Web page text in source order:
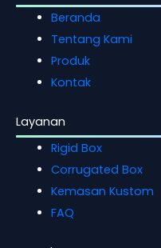
Beranda
Tentang Kami
Produk
Kontak
Layanan
Rigid Box
Corrugated Box
Kemasan Kustom
FAQ